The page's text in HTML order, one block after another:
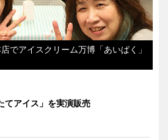
でアイスクリーム万博「あいぱく」
てアイス」を実演販売